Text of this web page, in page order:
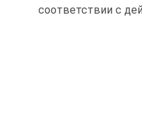
соответствии с